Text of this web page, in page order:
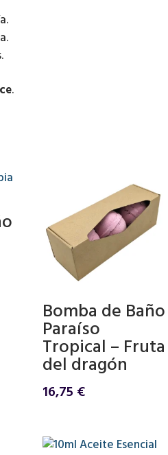
.
Bomba de Baño
Paraíso
Tropical – Fruta
del dragón
16,75 €